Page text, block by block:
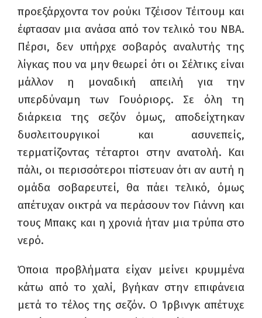
προεξάρχοντα τον ρούκι Τζέισον Τέιτουμ και
έφτασαν μια ανάσα από τον τελικό του NBA.
Πέρσι, δεν υπήρχε σοβαρός αναλυτής της
λίγκας που να μην θεωρεί ότι οι Σέλτικς είναι
μάλλον η μοναδική απειλή για την
υπερδύναμη των Γουόριορς. Σε όλη τη
διάρκεια της σεζόν όμως, αποδείχτηκαν
δυσλειτουργικοί και ασυνεπείς,
τερματίζοντας τέταρτοι στην ανατολή. Και
πάλι, οι περισσότεροι πίστευαν ότι αν αυτή η
ομάδα σοβαρευτεί, θα πάει τελικό, όμως
απέτυχαν οικτρά να περάσουν τον Γιάννη και
τους Μπακς και η χρονιά ήταν μια τρύπα στο
νερό.
Όποια προβλήματα είχαν μείνει κρυμμένα
κάτω από το χαλί, βγήκαν στην επιφάνεια
μετά το τέλος της σεζόν. Ο Ίρβινγκ απέτυχε